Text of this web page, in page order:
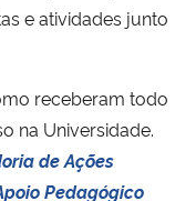
e atividades junto
receberam todo
na Universidade.
de Ações
Pedagógico